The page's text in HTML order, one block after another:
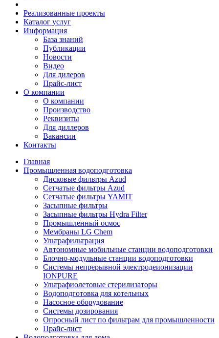
Реализованные проекты
Каталог услуг
Информация
База знаний
Публикации
Новости
Видео
Для дилеров
Прайс-лист
О компании
О компании
Производство
Реквизиты
Для диллеров
Вакансии
Контакты
Главная
Промышленная водоподготовка
Дисковые фильтры Azud
Сетчатые фильтры Azud
Сетчатые фильтры YAMIT
Засыпные фильтры
Засыпные фильтры Hydra Filter
Промышленный осмос
Мембраны LG Chem
Ультрафильтрация
Автономные мобильные станции водоподготовки
Блочно-модульные станции водоподготовки
Системы непрерывной электродеионизации
IONPURE
Ультрафиолетовые стерилизаторы
Водоподготовка для котельных
Насосное оборудование
Системы дозирования
Опросный лист по фильтрам для промышленности
Прайс-лист